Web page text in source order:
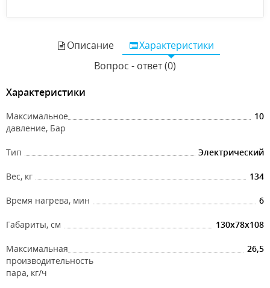
Описание
Характеристики
Вопрос - ответ (0)
Характеристики
Максимальное
давление, Бар
10
Тип Электрический
Вес, кг 134
Время нагрева, мин 6
Габариты, см 130x78x108
Максимальная
производительность
пара, кг/ч
26,5